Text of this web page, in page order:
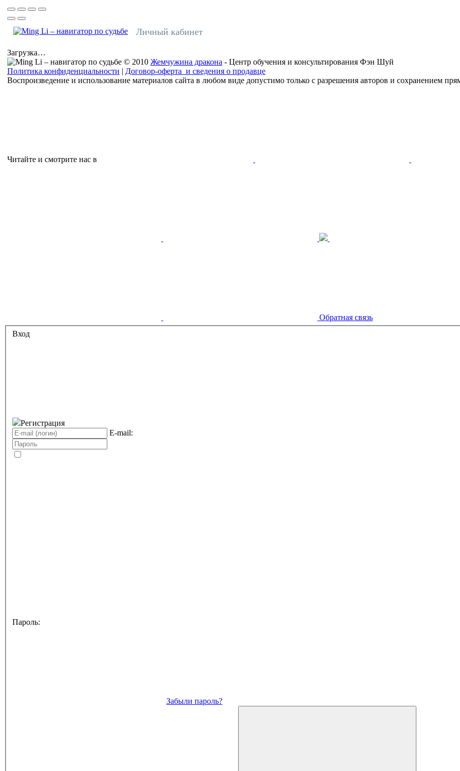
Личный кабинет
Загрузка…
© 2010 Жемчужина дракона - Центр обучения и консультирования Фэн Шуй
Политика конфиденциальности | Договор-оферта и сведения о продавце
Воспроизведение и использование материалов сайта в любом виде допустимо только с разрешения авторов и сохранением
Читайте и смотрите нас в
Обратная связь
Вход
Регистрация
E-mail:
Пароль:
Забыли пароль?